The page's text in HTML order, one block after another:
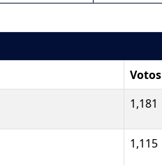
Votos
1,181
1,115